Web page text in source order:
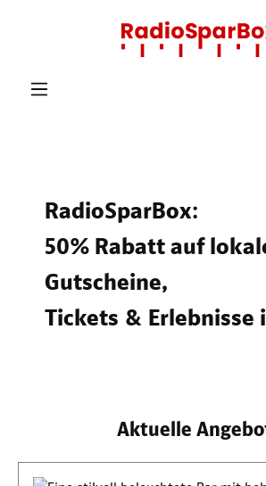
Zum Hauptinhalt springen
RadioSparBox:
50% Rabatt auf
Gutscheine,
Tickets & Erlebnisse
Aktuelle